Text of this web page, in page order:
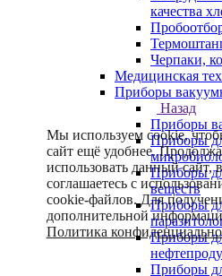
качества
Черпаки,
Медицинская
Приборы
Назад
Приборы
Приборы
Приборы
веществ
Приборы
Приборы
Приборы
Мы используем cookie,
сайт ещё удобнее.
использовать данный сайт,
соглашаетесь с
cookie-файлов. Для
дополнительной
Политика